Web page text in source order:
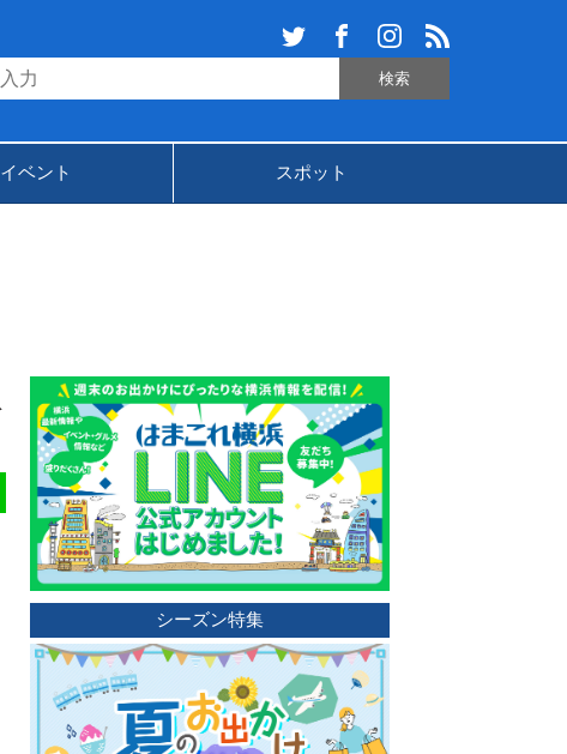
イベント スポット
シーズン特集